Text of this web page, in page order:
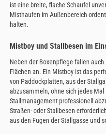
ist eine breite, flache Schaufel
Misthaufen im Außenbereich
halten.
Mistboy und Stallbesen im
Neben der Boxenpflege fallen
Flächen an. Ein Mistboy ist das
von Paddockplatten, aus der
abzusammeln, ohne sich jedes
Stallmanagement professionell
Straßen- oder Stallbesen
aus den Fugen der Stallgasse und